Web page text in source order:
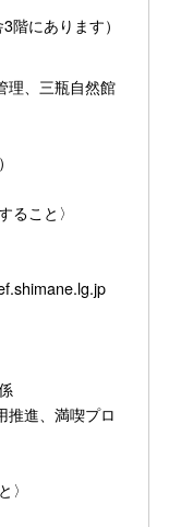
にあります）
理、三瓶自然館
こと〉
進、満喫プロ